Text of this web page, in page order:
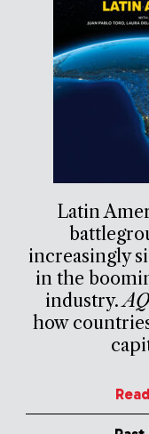
Latin
increasingly
in the
industry.AQ
how